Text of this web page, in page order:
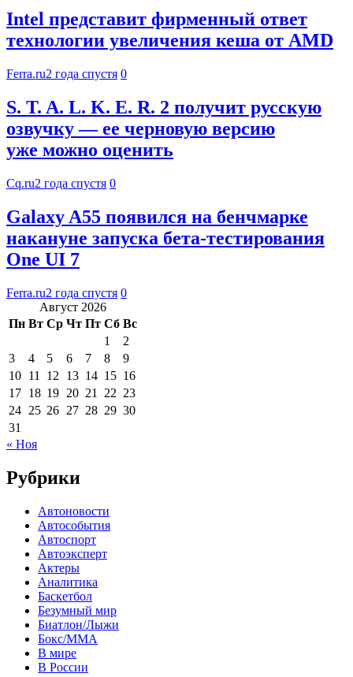
Intel представит фирменный ответ
технологии увеличения кеша от AMD
Ferra.ru2 года спустя 0
S. T. A. L. K. E. R. 2 получит русскую
озвучку — ее черновую версию
уже можно оценить
Cq.ru2 года спустя 0
Galaxy A55 появился на бенчмарке
накануне запуска бета-тестирования
One UI 7
Ferra.ru2 года спустя 0
Август 2026
Пн Вт Ср Чт Пт Сб Вс
1
2
3
4 5 6 7 8
9
10 11 12 13 14 15 16
17 18 19 20 21 22 23
24 25 26 27 28 29 30
31
« Ноя
Рубрики
Автоновости
Автособытия
Автоспорт
Автоэксперт
Актеры
Аналитика
Баскетбол
Безумный мир
Биатлон/Лыжи
Бокс/MMA
В мире
В России